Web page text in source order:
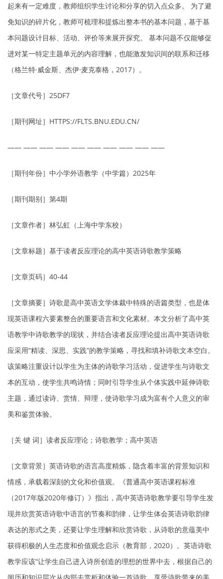
起来有一定难度，教师组织学生讨论和分享的切入点众多。 为了避
免知识的碎片化，教师可梳理和提炼出整本书的基本问题，基于基
本问题设计目标、活动、评价等来展开探究。 基本问题不仅能够促
进对某一特定主题单元的内容理解，也能激发知识间的联系和迁移
（格兰特·威金斯、杰伊·麦克泰格，2017）。
［文章代号］25DF7
［期刊网址］HTTPS://FLTS.BNU.EDU.CN/
—— —— —— —— —— —— —— —— —— ——
［期刊年份］中小学外语教学（中学篇）2025年
［期刊期别］第4期
［文章作者］林弘虹（上海中学东校）
［文章标题］基于读者反应理论的高中英语诗歌教学策略
［文章页码］40-44
［文章摘要］诗歌是高中英语文学体裁中特殊的语篇类型，也是体
现英语课程六要素整合的重要语言和文化素材。本文分析了高中英
语教学中诗歌教学的现状，并结合读者反应理论提出高中英语诗歌
应采用“精读、深思、实践”的教学策略，寻找和填补诗歌文本空白。
该策略注重设计以学生为主体的诗歌学习活动，促进学生与诗歌文
本的互动，使学生共鸣诗情；同时引导学生从个体实践中延伸诗歌
主题，通过读诗、赏情、辩理，使诗歌学习成为富有个人意义的审
美和鉴赏体验。
［关 键 词］读者反应理论；诗歌教学；高中英语
［文章背景］英语诗歌的语言高度精炼，隐含着丰富的背景知识和
情感，承载着深刻的文化和价值观。《普通高中英语课程标准
（2017年版2020年修订）》指出，高中英语诗歌教学要引导学生发
现并欣赏英语诗歌中语言的节奏和韵律，让学生体会英语诗歌韵律
表达的形式之美，还要让学生理解和欣赏诗歌，从诗歌的意蕴美中
获得积极的人生态度和价值观念启示（教育部，2020）。英语诗歌
教学应该“让学生自己进入诗所创造的理想的世界中去，根据自己的
阅历和知识层次从内部去赏析和体验一首诗歌，享受诗歌带来的美